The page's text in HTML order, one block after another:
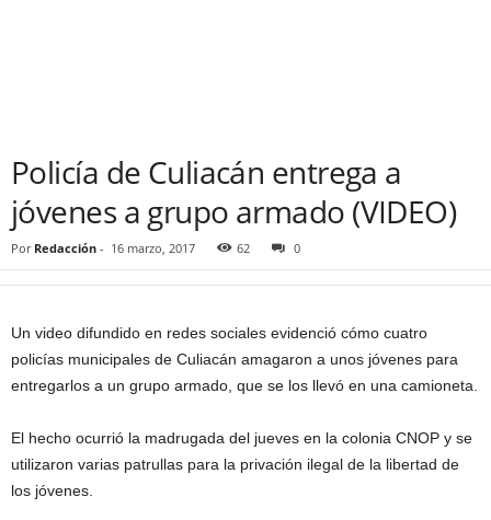
Policía de Culiacán entrega a
jóvenes a grupo armado (VIDEO)
Por Redacción - 16 marzo, 2017 62 0
Un video difundido en redes sociales evidenció cómo cuatro
policías municipales de Culiacán amagaron a unos jóvenes para
entregarlos a un grupo armado, que se los llevó en una camioneta.
El hecho ocurrió la madrugada del jueves en la colonia CNOP y se
utilizaron varias patrullas para la privación ilegal de la libertad de
los jóvenes.